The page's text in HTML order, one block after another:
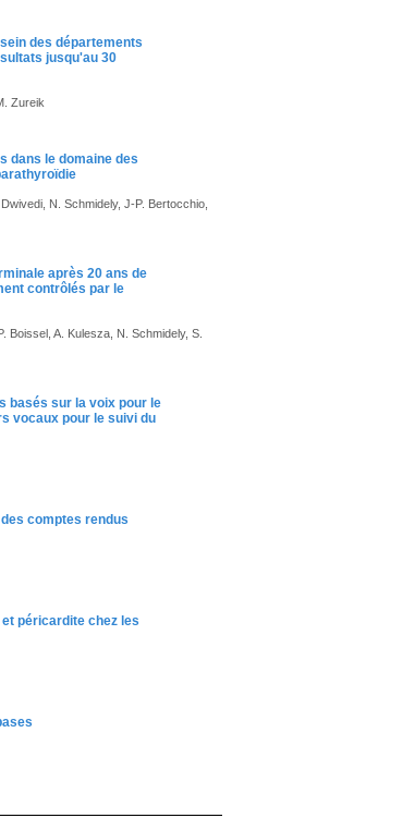
des départements
jusqu'au 30
Zureik
dans le domaine des
N. Schmidely, J-P. Bertocchio,
après 20 ans de
contrôlés par le
A. Kulesza, N. Schmidely, S.
basés sur la voix pour le
vocaux pour le suivi du
comptes rendus
péricardite chez les